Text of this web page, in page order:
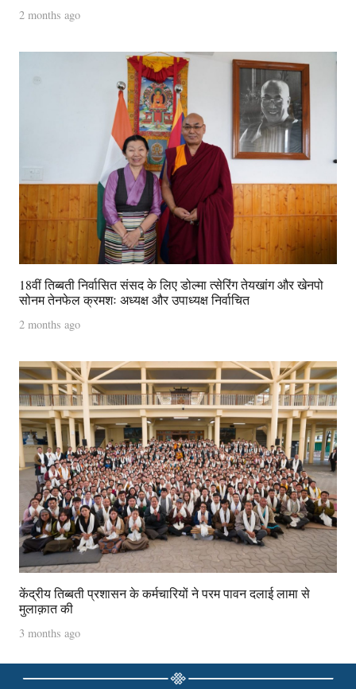
2 months ago
18वीं तिब्बती निर्वासित संसद के लिए डोल्मा त्सेरिंग तेयखांग और खेनपो
सोनम तेनफेल क्रमशः अध्यक्ष और उपाध्यक्ष निर्वाचित
2 months ago
केंद्रीय तिब्बती प्रशासन के कर्मचारियों ने परम पावन दलाई लामा से
मुलाक़ात की
3 months ago